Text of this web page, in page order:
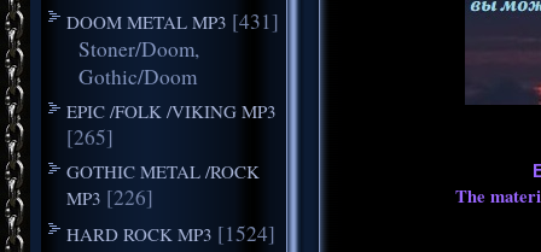
DOOM METAL MP3 [431]
Stoner/Doom,
Gothic/Doom
EPIC /FOLK /VIKING MP3
[265]
GOTHIC METAL /ROCK
MP3 [226]
HARD ROCK MP3 [1524]
The